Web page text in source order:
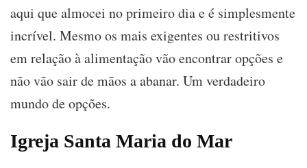
aqui que almocei no primeiro dia e é simplesmente
incrível. Mesmo os mais exigentes ou restritivos
em relação à alimentação vão encontrar opções e
não vão sair de mãos a abanar. Um verdadeiro
mundo de opções.
Igreja Santa Maria do Mar